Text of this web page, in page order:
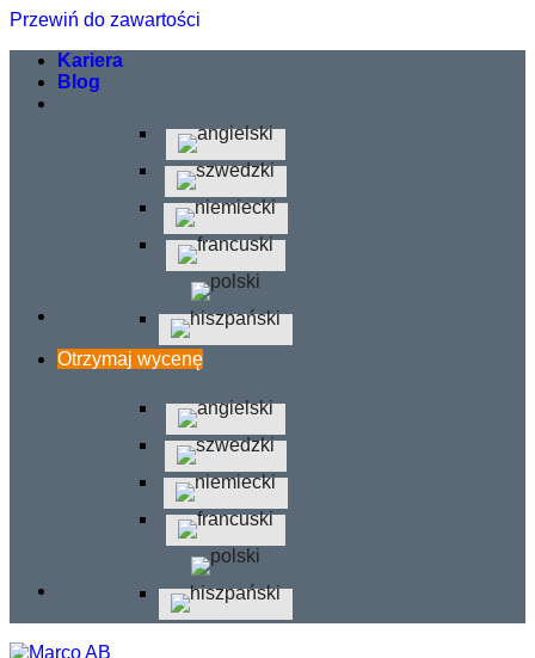
Przewiń do zawartości
Kariera
Blog
Otrzymaj wycenę